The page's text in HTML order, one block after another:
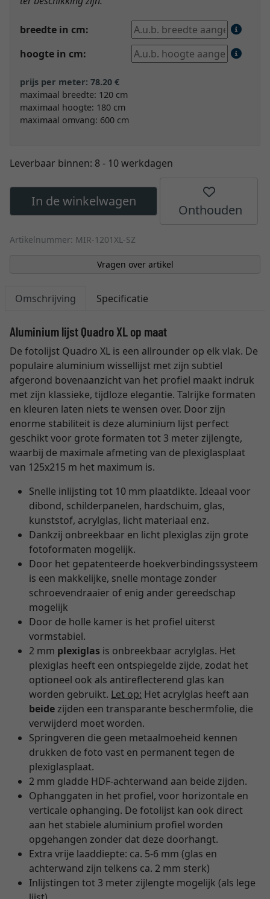
breedte in cm:
hoogte in cm:
prijs per meter: 78.20 €
maximaal breedte: 120 cm
maximaal hoogte: 180 cm
maximaal omvang: 600 cm
Leverbaar binnen: 8 - 10 werkdagen
In de winkelwagen
Onthouden
Artikelnummer: MIR-1201XL-SZ
Vragen over artikel
Omschrijving Specificatie
Aluminium lijst Quadro XL op maat
De fotolijst Quadro XL is een allrounder op elk vlak. De
populaire aluminium wissellijst met zijn subtiel
afgerond bovenaanzicht van het profiel maakt indruk
met zijn klassieke, tijdloze elegantie. Talrijke formaten
en kleuren laten niets te wensen over. Door zijn
enorme stabiliteit is deze aluminium lijst perfect
geschikt voor grote formaten tot 3 meter zijlengte,
waarbij de maximale afmeting van de plexiglasplaat
van 125x215 m het maximum is.
Snelle inlijsting tot 10 mm plaatdikte. Ideaal voor
dibond, schilderpanelen, hardschuim, glas,
kunststof, acrylglas, licht materiaal enz.
Dankzij onbreekbaar en licht plexiglas zijn grote
fotoformaten mogelijk.
Door het gepatenteerde hoekverbindingssysteem
is een makkelijke, snelle montage zonder
schroevendraaier of enig ander gereedschap
mogelijk
Door de holle kamer is het profiel uiterst
vormstabiel.
2 mm plexiglas is onbreekbaar acrylglas. Het
plexiglas heeft een ontspiegelde zijde, zodat het
optioneel ook als antireflecterend glas kan
worden gebruikt. Let op: Het acrylglas heeft aan
beidezijden een transparante beschermfolie, die
verwijderd moet worden.
Springveren die geen metaalmoeheid kennen
drukken de foto vast en permanent tegen de
plexiglasplaat.
2 mm gladde HDF-achterwand aan beide zijden.
Ophanggaten in het profiel, voor horizontale en
verticale ophanging. De fotolijst kan ook direct
aan het stabiele aluminium profiel worden
opgehangen zonder dat deze doorhangt.
Extra vrije laaddiepte: ca. 5-6 mm (glas en
achterwand zijn telkens ca. 2 mm sterk)
Inlijstingen tot 3 meter zijlengte mogelijk (als lege